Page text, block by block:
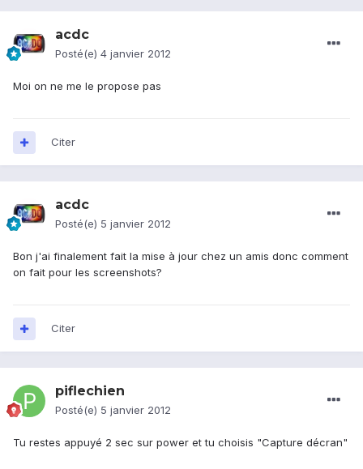
acdc
Posté(e) 4 janvier 2012
Moi on ne me le propose pas
Citer
acdc
Posté(e) 5 janvier 2012
Bon j'ai finalement fait la mise à jour chez un amis donc comment
on fait pour les screenshots?
Citer
piflechien
Posté(e) 5 janvier 2012
Tu restes appuyé 2 sec sur power et tu choisis "Capture décran"